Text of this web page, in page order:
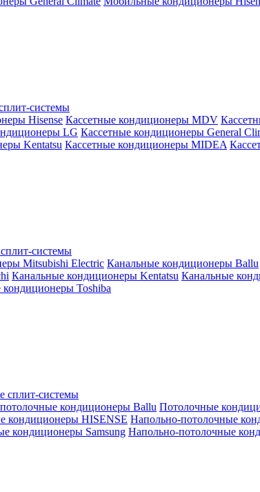
системы
Hisense Кассетные кондиционеры MDV
LG Кассетные кондиционеры General
Kentatsu Кассетные кондиционеры MIDEA
системы
Mitsubishi Electric Канальные кондиционеры Ballu
Канальные кондиционеры Kentatsu Канальные
Toshiba
сплит-системы
кондиционеры Ballu Потолочные
кондиционеры HISENSE Напольно-потолочные
кондиционеры Samsung Напольно-потолочные